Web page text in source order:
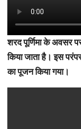
शरद पूर्णिमा के अवसर
किया जाता है। इस
का पूजन किया गया।